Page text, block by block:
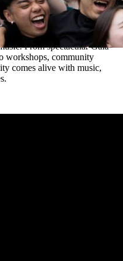
from around the
From spectacular Gala
workshops, community
comes alive with music,